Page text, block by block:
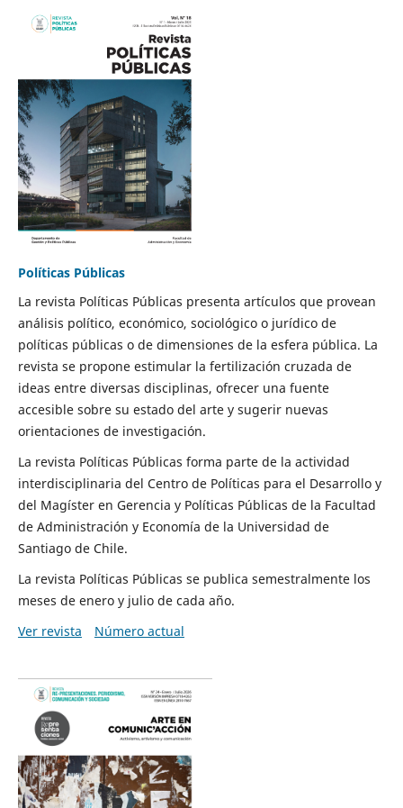
Políticas Públicas
La revista Políticas Públicas presenta artículos que provean
análisis político, económico, sociológico o jurídico de
políticas públicas o de dimensiones de la esfera pública. La
revista se propone estimular la fertilización cruzada de
ideas entre diversas disciplinas, ofrecer una fuente
accesible sobre su estado del arte y sugerir nuevas
orientaciones de investigación.
La revista Políticas Públicas forma parte de la actividad
interdisciplinaria del Centro de Políticas para el Desarrollo y
del Magíster en Gerencia y Políticas Públicas de la Facultad
de Administración y Economía de la Universidad de
Santiago de Chile.
La revista Políticas Públicas se publica semestralmente los
meses de enero y julio de cada año.
Ver revista
Número actual